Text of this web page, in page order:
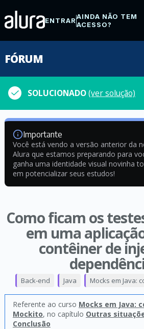
ENTRARAINDA NÃO TEM
ACESSO?
FÓRUM
SOLUCIONADO(ver solução)
Importante
Você está vendo a versão anterior da
Alura que estamos preparando para
ganha uma identidade visual novinha
em potencializar seus estudos!
Como ficam os
em uma
contêiner de
Back-end Java Mocks em Java:
Referente ao curso Mocks em Java:
Mockito, no capítulo Outras
Conclusão